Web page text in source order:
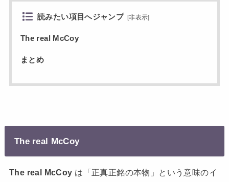
読みたい項目へジャンプ [非表示]
The real McCoy
まとめ
The real McCoy
The real McCoy は「正真正銘の本物」という意味のイ